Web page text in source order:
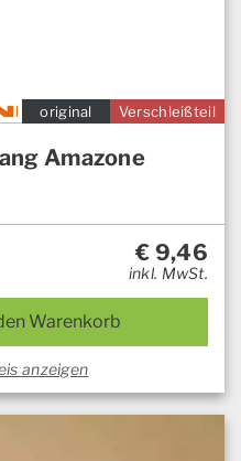
Verschleißteil
original
Amazone
€ 9,46
inkl. MwSt.
Warenkorb
anzeigen